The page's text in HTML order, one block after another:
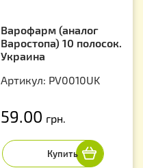
Варофарм (аналог
Варостопа) 10 полосок.
Украина
Артикул: PV0010UK
59.00 грн.